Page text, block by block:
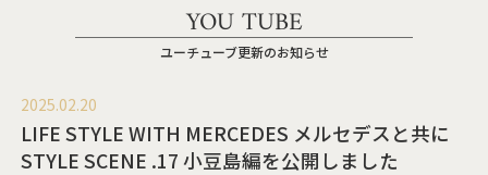
YOU TUBE
ユーチューブ更新のお知らせ
2025.02.20
LIFE STYLE WITH MERCEDES メルセデスと共に
STYLE SCENE .17 小豆島編を公開しました